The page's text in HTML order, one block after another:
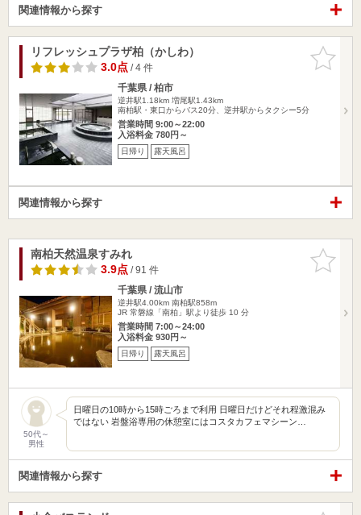
関連情報から探す
お気に入
りに追加
リフレッシュプラザ柏（かしわ）
3.0点/ 4 件
千葉県 / 柏市
逆井駅1.18km 増尾駅1.43km
南柏駅・東口からバス20分、逆井駅からタクシー5分
営業時間 9:00～22:00
入浴料金 780円～
日帰り 露天風呂
関連情報から探す
お気に入
りに追加
南柏天然温泉すみれ
3.9点/ 91 件
千葉県 / 流山市
逆井駅4.00km 南柏駅858m
JR 常磐線「南柏」駅より徒歩 10 分
営業時間 7:00～24:00
入浴料金 930円～
日帰り 露天風呂
50代～
男性
日曜日の10時から15時ごろまで利用 日曜日だけどそれ程激混み
ではない 岩盤浴専用の休憩室にはコスタカフェマシーン…
関連情報から探す